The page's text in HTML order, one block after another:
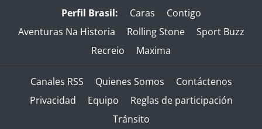
Perfil Brasil: Caras
Contigo
Aventuras Na Historia
Rolling Stone
Sport Buzz
Recreio
Maxima
Canales RSS Quienes Somos
Contáctenos
Privacidad
Equipo
Reglas de participación
Tránsito